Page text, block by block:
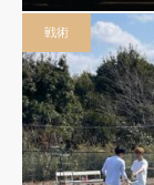
戦術